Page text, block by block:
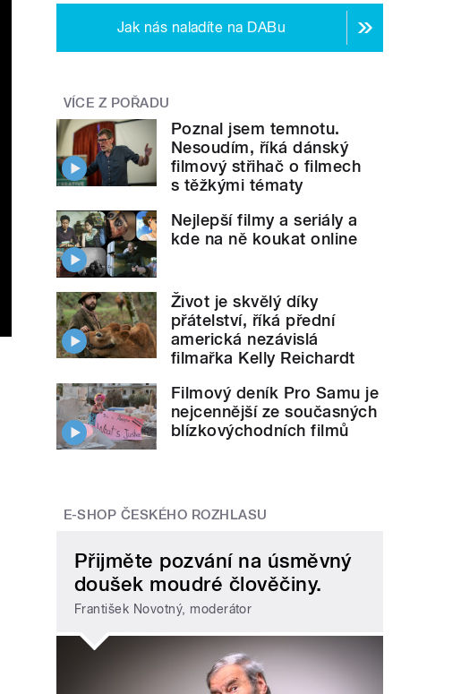
Jak nás naladíte na DABu
VÍCE Z POŘADU
Poznal jsem temnotu.
Nesoudím, říká dánský
filmový střihač o filmech
s těžkými tématy
Nejlepší filmy a seriály a
kde na ně koukat online
Život je skvělý díky
přátelství, říká přední
americká nezávislá
filmařka Kelly Reichardt
Filmový deník Pro Samu je
nejcennější ze současných
blízkovýchodních filmů
E-SHOP ČESKÉHO ROZHLASU
Přijměte pozvání na úsměvný
doušek moudré člověčiny.
František Novotný, moderátor